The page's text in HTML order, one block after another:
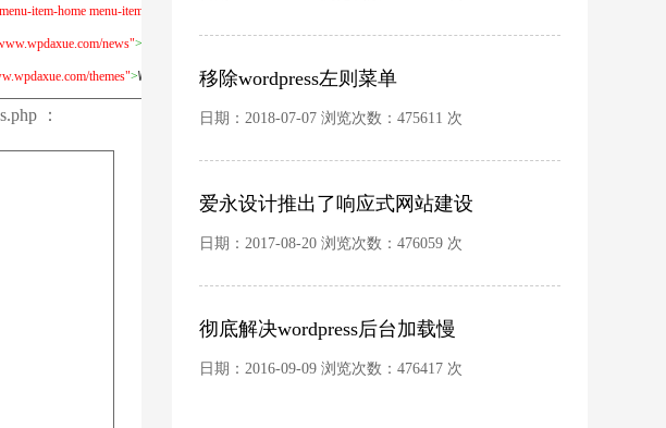
item-home menu-item-6"
news">
themes">WordPress主题</a></li>
：
移除wordpress左则菜单
日期：2018-07-07 浏览次数：475611 次
爱永设计推出了响应式网站建设
日期：2017-08-20 浏览次数：476059 次
彻底解决wordpress后台加载慢
日期：2016-09-09 浏览次数：476417 次